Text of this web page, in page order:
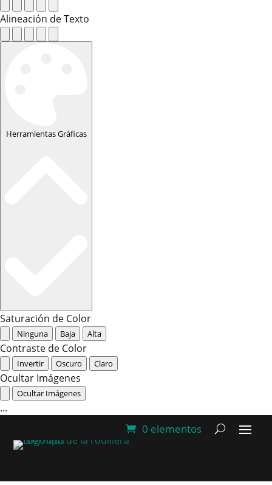
Alineación de Texto
Herramientas Gráficas
Saturación de Color
Ninguna Baja Alta
Contraste de Color
Invertir Oscuro Claro
Ocultar Imágenes
Ocultar Imágenes
...
0 elementos